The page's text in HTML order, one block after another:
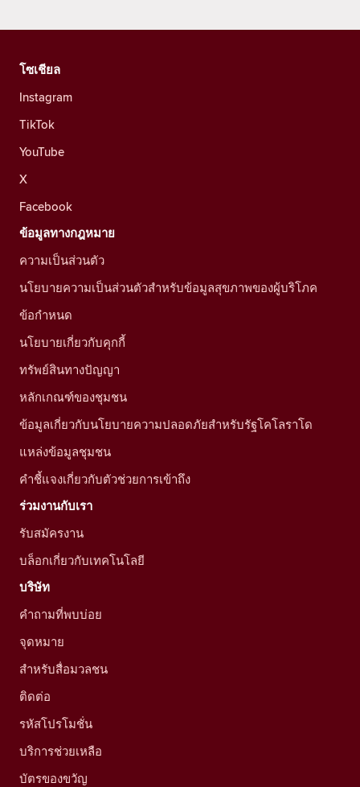
โซเชียล
Instagram
TikTok
YouTube
X
Facebook
ข้อมูลทางกฎหมาย
ความเป็นส่วนตัว
นโยบายความเป็นส่วนตัวสำหรับข้อมูลสุขภาพของผู้บริโภค
ข้อกำหนด
นโยบายเกี่ยวกับคุกกี้
ทรัพย์สินทางปัญญา
หลักเกณฑ์ของชุมชน
ข้อมูลเกี่ยวกับนโยบายความปลอดภัยสำหรับรัฐโคโลราโด
แหล่งข้อมูลชุมชน
คำชี้แจงเกี่ยวกับตัวช่วยการเข้าถึง
ร่วมงานกับเรา
รับสมัครงาน
บล็อกเกี่ยวกับเทคโนโลยี
บริษัท
คำถามที่พบบ่อย
จุดหมาย
สำหรับสื่อมวลชน
ติดต่อ
รหัสโปรโมชั่น
บริการช่วยเหลือ
บัตรของขวัญ